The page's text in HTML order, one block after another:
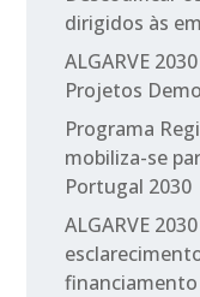
dirigidos às
ALGARVE
Projetos
Programa
mobiliza-se
Portugal 2030
ALGARVE
financiamento